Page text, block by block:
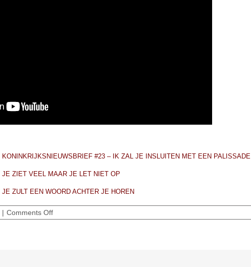
KONINKRIJKSNIEUWSBRIEF #23 – IK ZAL JE INSLUITEN MET EEN PALISSADE
JE ZIET VEEL MAAR JE LET NIET OP
JE ZULT EEN WOORD ACHTER JE HOREN
| Comments Offon
JE